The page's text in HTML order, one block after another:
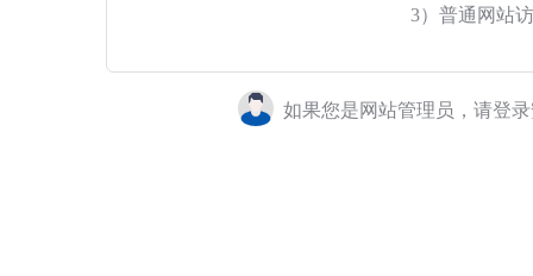
3）普通网站
如果您是网站管理员，请登